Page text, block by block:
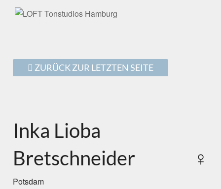
ZURÜCK ZUR LETZTEN SEITE
Inka Lioba
Bretschneider
♀
Potsdam